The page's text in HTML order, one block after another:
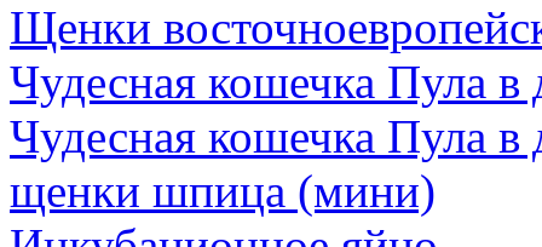
Щенки
Чудесная кошечка Пула в
Чудесная кошечка Пула в
щенки шпица (мини)